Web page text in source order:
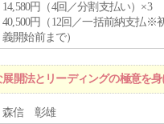
14,580円（4回／分割支払い）×3
40,500円（12回／一括前納支払※
義開始前まで）
開法とリーディングの極意を身
森信 彰雄